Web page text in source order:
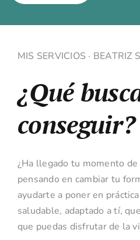
Contacto
MIS SERVICIOS · BEATRIZ
¿Qué
conseguir?
¿Ha llegado tu momento de
pensando en cambiar tu
ayudarte a poner en
saludable, adaptado a tí,
que puedas disfrutar de la